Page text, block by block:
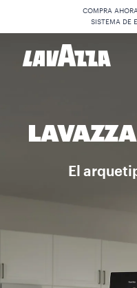
COMPRA
SISTEMA DE
El